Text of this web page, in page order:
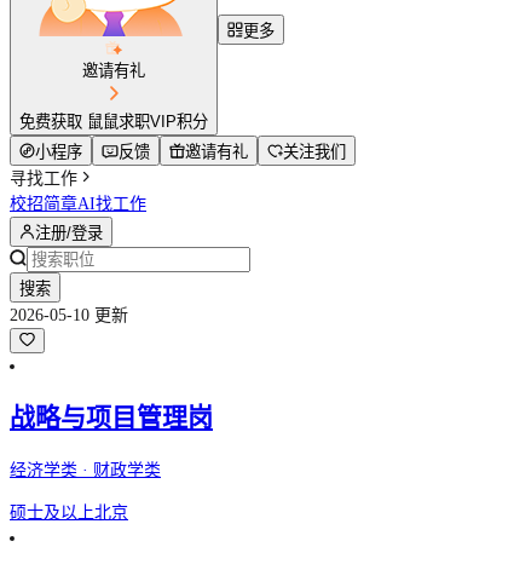
邀请有礼
免费获取 鼠鼠求职VIP积分
更多
小程序 反馈 邀请有礼
关注我们
寻找工作
校招简章AI找工作
注册/登录
搜索
2026-05-10 更新
战略与项目管理岗
经济学类 · 财政学类
硕士及以上北京